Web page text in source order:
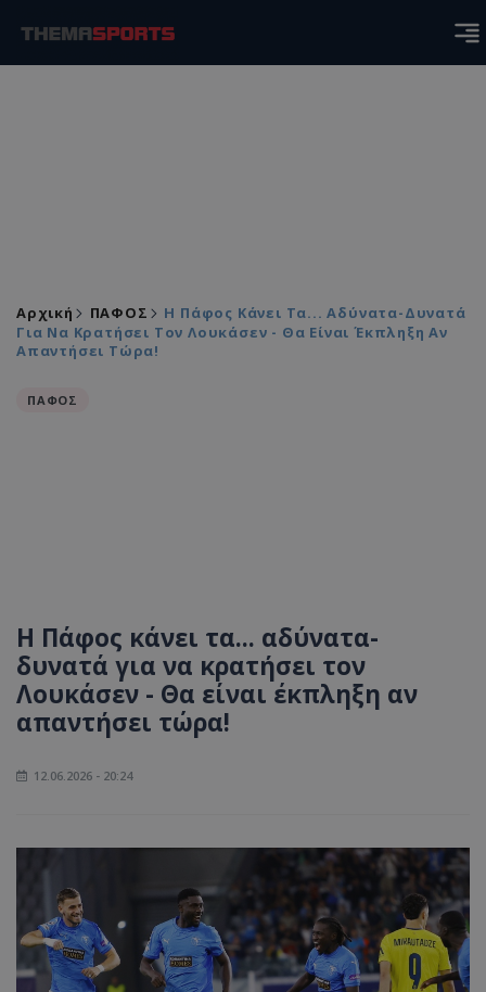
Αρχική ΠΑΦΟΣ
Η Πάφος Κάνει Τα... Αδύνατα-Δυνατά
Για Να Κρατήσει Τον Λουκάσεν - Θα Είναι Έκπληξη Αν
Απαντήσει Τώρα!
ΠΑΦΟΣ
Η Πάφος κάνει τα... αδύνατα-
δυνατά για να κρατήσει τον
Λουκάσεν - Θα είναι έκπληξη αν
απαντήσει τώρα!
12.06.2026 - 20:24